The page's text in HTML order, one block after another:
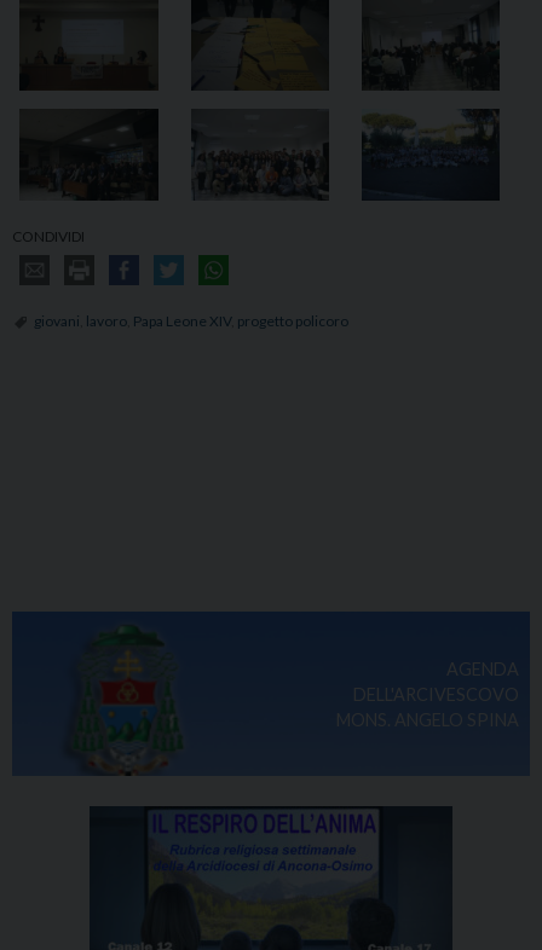
CONDIVIDI
giovani lavoro Papa Leone XIV, progetto policoro
AGENDA
DELL'ARCIVESCOVO
MONS. ANGELO SPINA